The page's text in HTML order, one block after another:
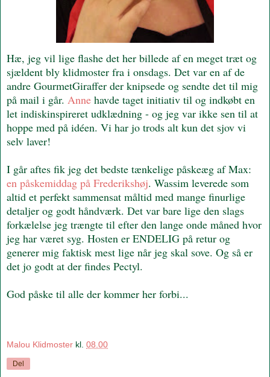
Hæ, jeg vil lige flashe det her billede af en meget træt og
sjældent bly klidmoster fra i onsdags. Det var en af de
andre GourmetGiraffer der knipsede og sendte det til mig
på mail i går. Anne havde taget initiativ til og indkøbt en
let indiskinspireret udklædning - og jeg var ikke sen til at
hoppe med på idéen. Vi har jo trods alt kun det sjov vi
selv laver!
I går aftes fik jeg det bedste tænkelige påskeæg af Max:
en påskemiddag på Frederikshøj. Wassim leverede som
altid et perfekt sammensat måltid med mange finurlige
detaljer og godt håndværk. Det var bare lige den slags
forkælelse jeg trængte til efter den lange onde måned hvor
jeg har været syg. Hosten er ENDELIG på retur og
generer mig faktisk mest lige når jeg skal sove. Og så er
det jo godt at der findes Pectyl.
God påske til alle der kommer her forbi...
Malou Klidmoster kl. 08.00
Del